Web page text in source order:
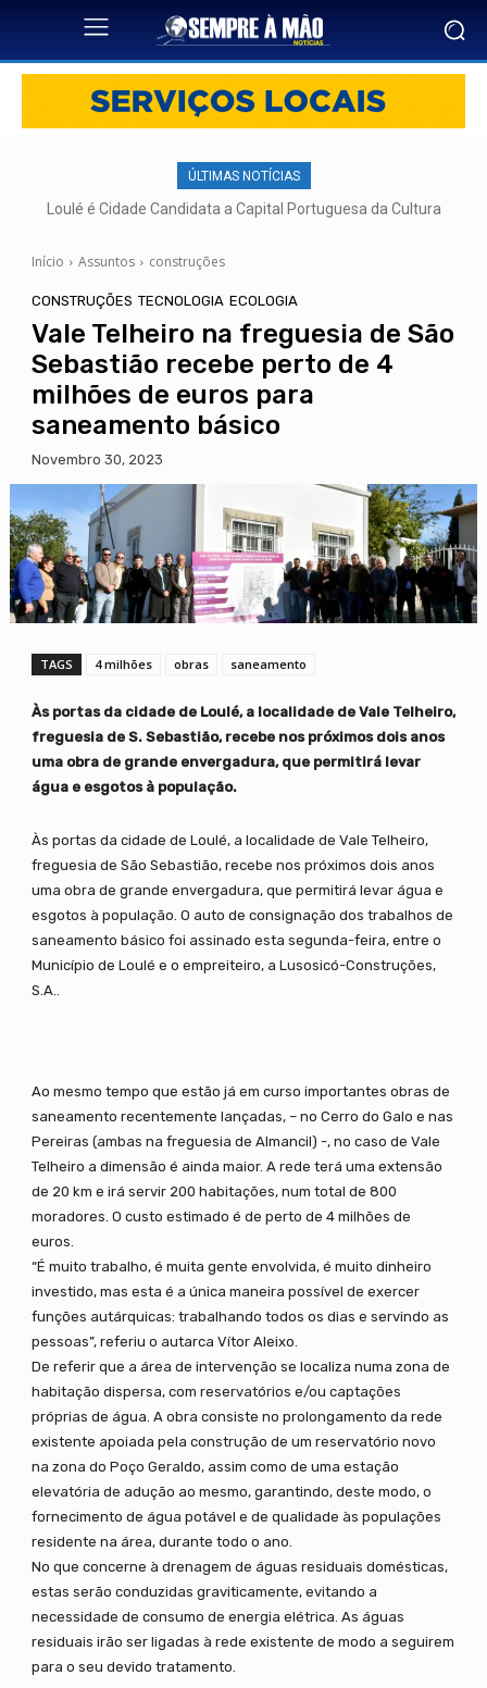
ÚLTIMAS NOTÍCIAS
Loulé é Cidade Candidata a Capital Portuguesa da Cultura
Início Assuntos construções
CONSTRUÇÕES TECNOLOGIA ECOLOGIA
Vale Telheiro na freguesia de São
Sebastião recebe perto de 4
milhões de euros para
saneamento básico
Novembro 30, 2023
TAGS 4 milhões obras saneamento
Às portas da cidade de Loulé, a localidade de Vale Telheiro,
freguesia de S. Sebastião, recebe nos próximos dois anos
uma obra de grande envergadura, que permitirá levar
água e esgotos à população.
Às portas da cidade de Loulé, a localidade de Vale Telheiro,
freguesia de São Sebastião, recebe nos próximos dois anos
uma obra de grande envergadura, que permitirá levar água e
esgotos à população. O auto de consignação dos trabalhos de
saneamento básico foi assinado esta segunda-feira, entre o
Município de Loulé e o empreiteiro, a Lusosicó-Construções,
S.A..
Ao mesmo tempo que estão já em curso importantes obras de
saneamento recentemente lançadas, – no Cerro do Galo e nas
Pereiras (ambas na freguesia de Almancil) -, no caso de Vale
Telheiro a dimensão é ainda maior. A rede terá uma extensão
de 20 km e irá servir 200 habitações, num total de 800
moradores. O custo estimado é de perto de 4 milhões de
euros.
“É muito trabalho, é muita gente envolvida, é muito dinheiro
investido, mas esta é a única maneira possível de exercer
funções autárquicas: trabalhando todos os dias e servindo as
pessoas”, referiu o autarca Vítor Aleixo.
De referir que a área de intervenção se localiza numa zona de
habitação dispersa, com reservatórios e/ou captações
próprias de água. A obra consiste no prolongamento da rede
existente apoiada pela construção de um reservatório novo
na zona do Poço Geraldo, assim como de uma estação
elevatória de adução ao mesmo, garantindo, deste modo, o
fornecimento de água potável e de qualidade às populações
residente na área, durante todo o ano.
No que concerne à drenagem de águas residuais domésticas,
estas serão conduzidas graviticamente, evitando a
necessidade de consumo de energia elétrica. As águas
residuais irão ser ligadas à rede existente de modo a seguirem
para o seu devido tratamento.